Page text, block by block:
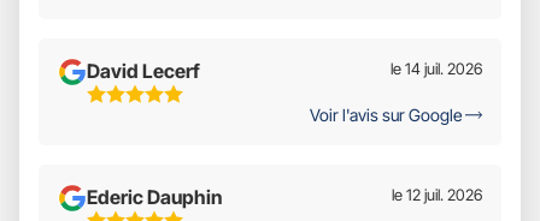
David Lecerf
5
le 14 juil. 2026
Voir l'avis sur Google
Ederic Dauphin
le 12 juil. 2026